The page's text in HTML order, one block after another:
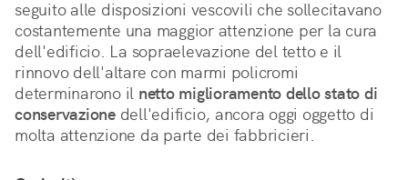
seguito alle disposizioni vescovili che sollecitavano
costantemente una maggior attenzione per la cura
dell'edificio. La sopraelevazione del tetto e il
rinnovo dell'altare con marmi policromi
determinarono il netto miglioramento dello stato di
conservazionedell'edificio, ancora oggi oggetto di
molta attenzione da parte dei fabbricieri.